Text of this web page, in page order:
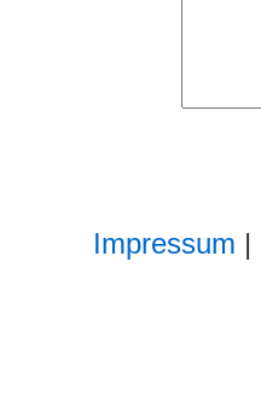
Impressum |